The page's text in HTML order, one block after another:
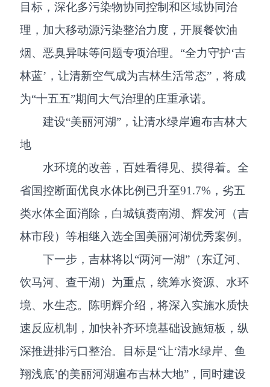
目标，深化多污染物协同控制和区域协同治
理，加大移动源污染整治力度，开展餐饮油
烟、恶臭异味等问题专项治理。“全力守护‘吉
林蓝’，让清新空气成为吉林生活常态”，将成
为“十五五”期间大气治理的庄重承诺。
建设“美丽河湖”，让清水绿岸遍布吉林大
地
水环境的改善，百姓看得见、摸得着。全
省国控断面优良水体比例已升至91.7%，劣五
类水体全面消除，白城镇赉南湖、辉发河（吉
林市段）等相继入选全国美丽河湖优秀案例。
下一步，吉林将以“两河一湖”（东辽河、
饮马河、查干湖）为重点，统筹水资源、水环
境、水生态。陈明辉介绍，将深入实施水质快
速反应机制，加快补齐环境基础设施短板，纵
深推进排污口整治。目标是“让‘清水绿岸、鱼
翔浅底’的美丽河湖遍布吉林大地”，同时建设